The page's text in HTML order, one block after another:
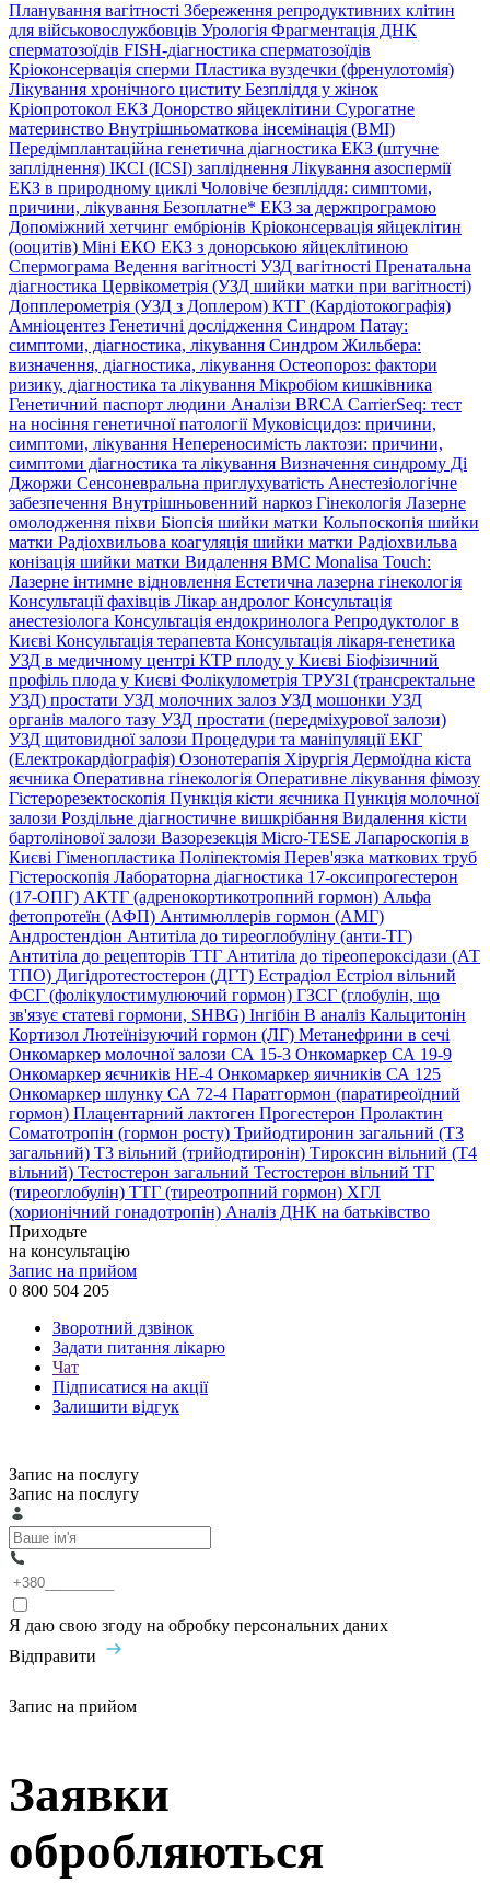
Планування вагітності Збереження репродуктивних клітин
для військовослужбовців Урологія Фрагментація ДНК
сперматозоїдів FISH-діагностика сперматозоїдів
Кріоконсервація сперми Пластика вуздечки (френулотомія)
Лікування хронічного циститу Безпліддя у жінок
Кріопротокол ЕКЗ Донорство яйцеклітини Сурогатне
материнство Внутрішньоматкова інсемінація (ВМІ)
Передімплантаційна генетична діагностика ЕКЗ (штучне
запліднення) ІКСІ (ICSI) запліднення Лікування азоспермії
ЕКЗ в природному циклі Чоловіче безпліддя: симптоми,
причини, лікування Безоплатне* ЕКЗ за держпрограмою
Допоміжний хетчинг ембріонів Кріоконсервація яйцеклітин
(ооцитів) Міні ЕКО ЕКЗ з донорською яйцеклітиною
Спермограма Ведення вагітності УЗД вагітності Пренатальна
діагностика Цервікометрія (УЗД шийки матки при вагітності)
Допплерометрія (УЗД з Доплером) КТГ (Кардіотокографія)
Амніоцентез Генетичні дослідження Синдром Патау:
симптоми, дiагностика, лiкування Синдром Жильбера:
визначення, діагностика, лікування Остеопороз: фактори
ризику, діагностика та лікування Мікробіом кишківника
Генетичний паспорт людини Аналізи BRCA CarrierSeq: тест
на носіння генетичної патологіїМуковісцидоз: причини,
симптоми, лікування Непереносимість лактози: причини,
симптоми діагностика та лікування Визначення синдрому Ді
Джоржи Сенсоневральна приглухуватість Анестезіологічне
забезпечення Внутрішньовенний наркоз Гінекологія Лазерне
омолодження піхви Біопсія шийки матки Кольпоскопія шийки
матки Радіохвильова коагуляція шийки матки Радіохвильва
конізація шийки матки Видалення ВМС Monalisa Touch:
Лазерне інтимне відновлення Естетична лазерна гінекологія
Консультації фахівців Лікар андролог Консультація
анестезіолога Консультація ендокринолога Репродуктолог в
Києві Консультація терапевта Консультація лікаря-генетика
УЗД в медичному центрі КТР плоду у Києві Біофізичний
профіль плода у Києві Фолікулометрія ТРУЗІ (трансректальне
УЗД) простати УЗД молочних залоз УЗД мошонки УЗД
органів малого тазу УЗД простати (передміхурової залози)
УЗД щитовидної залози Процедури та маніпуляціїЕКГ
(Електрокардіографія) Озонотерапія Хірургія Дермоїдна кіста
яєчника Оперативна гінекологія Оперативне лікування фімозу
Гістерорезектоскопія Пункція кісти яєчника Пункція молочної
залози Роздільне діагностичне вишкрібання Видалення кісти
бартолінової залози Вазорезекція Micro-TESE Лапароскопія в
Києві Гіменопластика Поліпектомія Перев'язка маткових труб
Гістероскопія Лабораторна діагностика 17-оксипрогестерон
(17-ОПГ) АКТГ (адренокортикотропний гормон) Альфа
фетопротеїн (АФП) Антимюллерів гормон (АМГ)
Андростендіон Антитіла до тиреоглобуліну (анти-ТГ)
Антитіла до рецепторів ТТГ Антитіла до тіреопероксідази (АТ
ТПО) Дигідротестостерон (ДГТ) Естрадіол Естріол вільний
ФСГ (фолікулостимулюючий гормон) ГЗСГ (глобулін, що
зв'язує статеві гормони, SHBG) Інгібін B аналіз Кальцитонін
Кортизол Лютеїнізуючий гормон (ЛГ) Метанефрини в сечі
Онкомаркер молочної залози СА 15-3 Онкомаркер СА 19-9
Онкомаркер яєчників НЕ-4 Онкомаркер яичників СА 125
Онкомаркер шлунку СА 72-4 Паратгормон (паратиреоїдний
гормон) Плацентарний лактоген Прогестерон Пролактин
Соматотропін (гормон росту) Трийодтиронин загальний (Т3
загальний) Т3 вільний (трийодтиронін) Тироксин вільний (Т4
вільний) Тестостерон загальний Тестостерон вільний ТГ
(тиреоглобулін) ТТГ (тиреотропний гормон) ХГЛ
(хорионічний гонадотропін) Аналіз ДНК на батьківство
Приходьте
на консультацію
Запис на прийом
0 800 504 205
Зворотний дзвінок
Задати питання лікарю
Чат
Підписатися на акції
Залишити відгук
Запис на послугу
Запис на послугу
Я даю свою згоду на обробку персональних даних
Відправити
Запис на прийом
Заявки
обробляються